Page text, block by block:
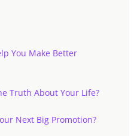
You Make Better
Truth About Your Life?
Next Big Promotion?